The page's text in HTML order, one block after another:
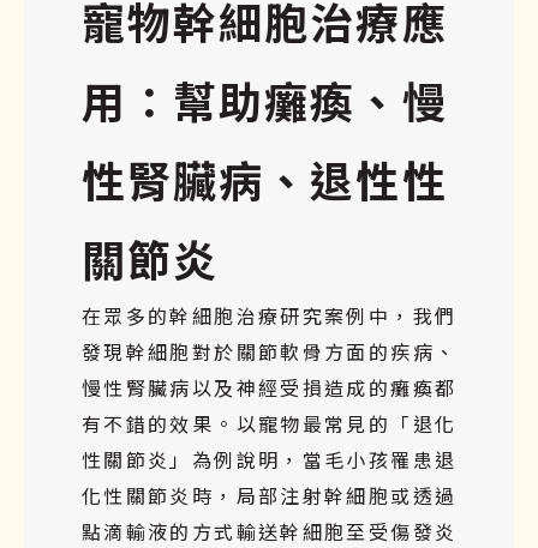
寵物幹細胞治療應
用：幫助癱瘓、慢
性腎臟病、退性性
關節炎
在眾多的幹細胞治療研究案例中，我們
發現幹細胞對於關節軟骨方面的疾病、
慢性腎臟病以及神經受損造成的癱瘓都
有不錯的效果。以寵物最常見的「退化
性關節炎」為例說明，當毛小孩罹患退
化性關節炎時，局部注射幹細胞或透過
點滴輸液的方式輸送幹細胞至受傷發炎